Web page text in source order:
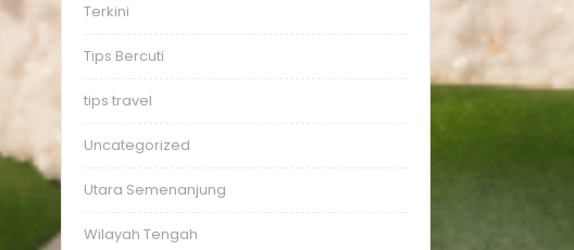
Terkini
Tips Bercuti
tips travel
Uncategorized
Utara Semenanjung
Wilayah Tengah